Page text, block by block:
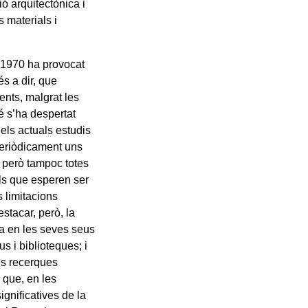
arquitectònica i
materials i
ha provocat
a dir, que
malgrat les
s’ha despertat
actuals estudis
uns
tampoc totes
que esperen ser
limitacions
però, la
en les seves seus
i biblioteques; i
recerques
en les
de la